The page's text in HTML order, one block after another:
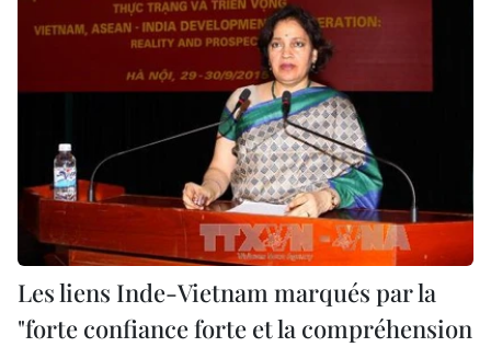
Les liens Inde-Vietnam marqués par la
"forte confiance forte et la compréhension